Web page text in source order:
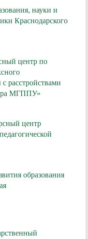
науки и
Краснодарского
центр по
расстройствами
МГППУ»
центр
образования